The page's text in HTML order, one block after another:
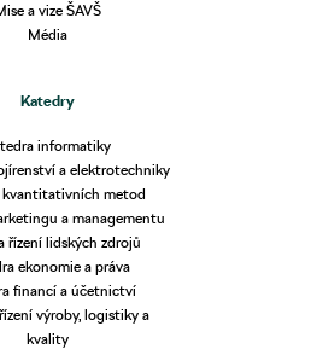
a vize ŠAVŠ
Média
Katedry
informatiky
a elektrotechniky
kvantitativních metod
a managementu
řízení lidských zdrojů
ekonomie a práva
financí a účetnictví
výroby, logistiky a
kvality